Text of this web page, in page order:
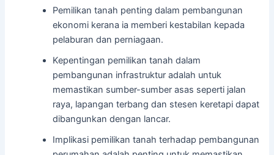
Pemilikan tanah penting dalam pembangunan
ekonomi kerana ia memberi kestabilan kepada
pelaburan dan perniagaan.
Kepentingan pemilikan tanah dalam
pembangunan infrastruktur adalah untuk
memastikan sumber-sumber asas seperti jalan
raya, lapangan terbang dan stesen keretapi dapat
dibangunkan dengan lancar.
Implikasi pemilikan tanah terhadap pembangunan